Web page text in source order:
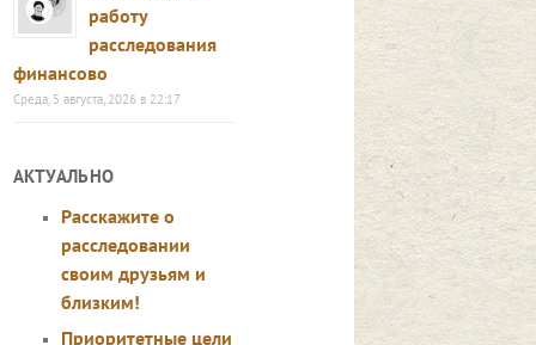
работу
расследования
финансово
Среда, 5 августа, 2026 в 22:17
АКТУАЛЬНО
Расскажите о
расследовании
своим друзьям и
близким!
Приоритетные цели